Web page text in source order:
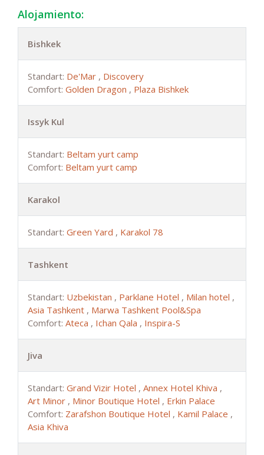
Alojamiento:
Bishkek
Standart: De'Mar , Discovery
Comfort: Golden Dragon , Plaza Bishkek
Issyk Kul
Standart: Beltam yurt camp
Comfort: Beltam yurt camp
Karakol
Standart: Green Yard , Karakol 78
Tashkent
Standart: Uzbekistan , Parklane Hotel , Milan hotel ,
Asia Tashkent , Marwa Tashkent Pool&Spa
Comfort: Ateca , Ichan Qala , Inspira-S
Jiva
Standart: Grand Vizir Hotel , Annex Hotel Khiva ,
Art Minor , Minor Boutique Hotel , Erkin Palace
Comfort: Zarafshon Boutique Hotel , Kamil Palace ,
Asia Khiva